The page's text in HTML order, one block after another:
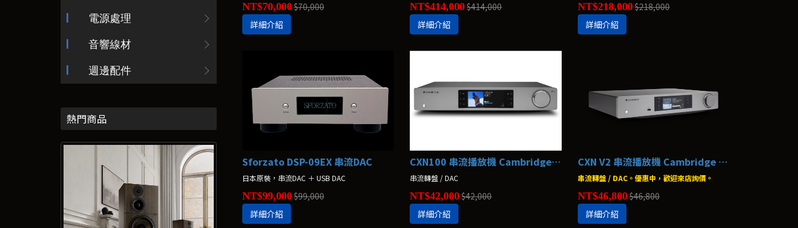
電源處理
音響線材
週邊配件
熱門商品
NT$70,000$70,000
詳細介紹
NT$414,000$414,000
詳細介紹
NT$218,000$218,000
詳細介紹
Sforzato DSP-09EX 串流DAC
日本原裝，串流DAC ＋ USB DAC
NT$99,000$99,000
詳細介紹
CXN100 串流播放機 Cambridge Audio
串流轉盤 / DAC
NT$42,000$42,000
詳細介紹
CXN V2 串流播放機 Cambridge Audio
串流轉盤 / DAC。優惠中，歡迎來店詢價。
NT$46,800$46,800
詳細介紹